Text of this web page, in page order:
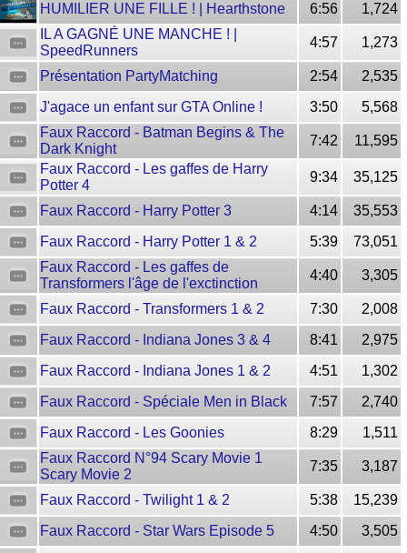
HUMILIER UNE FILLE ! | Hearthstone
6:56
1,724
IL A GAGNÉ UNE MANCHE ! |
SpeedRunners
4:57 1,273
Présentation PartyMatching 2:54
2,535
J'agace un enfant sur GTA Online !
3:50
5,568
Faux Raccord - Batman Begins & The
Dark Knight
7:42
11,595
Faux Raccord - Les gaffes de Harry
Potter 4
9:34 35,125
Faux Raccord - Harry Potter 3 4:14
35,553
Faux Raccord - Harry Potter 1 & 2
5:39
73,051
Faux Raccord - Les gaffes de
Transformers l'âge de l'exctinction
4:40 3,305
Faux Raccord - Transformers 1 & 2 7:30
2,008
Faux Raccord - Indiana Jones 3 & 4
8:41
2,975
Faux Raccord - Indiana Jones 1 & 2
4:51
1,302
Faux Raccord - Spéciale Men in Black
7:57
2,740
Faux Raccord - Les Goonies
8:29
1,511
Faux Raccord N°94 Scary Movie 1
Scary Movie 2
7:35 3,187
Faux Raccord - Twilight 1 & 2 5:38
15,239
Faux Raccord - Star Wars Episode 5
4:50
3,505